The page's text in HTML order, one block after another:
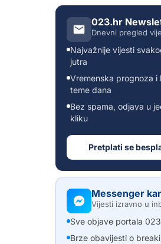
023.hr
Dnevni pregled
Najvažnije vijesti
jutra
Vremenska prognoza i
teme dana
Bez spama, odjava u
kliku
Pretplati se
Messenger
Vijesti izravno u
Sve objave portala
Brze obavijesti o